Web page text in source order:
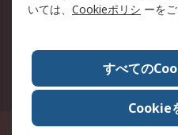
プレスリリース＆お知ら
全世界のRS
ESGへの取り組み（英語）
〒240-0005 神奈川県横浜市保土ヶ谷
いては、 Cookieポリシ ーを
すべての
Cookie